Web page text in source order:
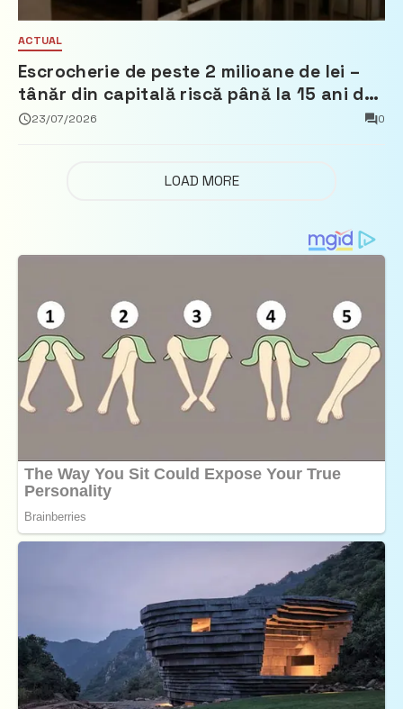
ACTUAL
Escrocherie de peste 2 milioane de lei –
tânăr din capitală riscă până la 15 ani de
închisoare
23/07/2026 0
LOAD MORE